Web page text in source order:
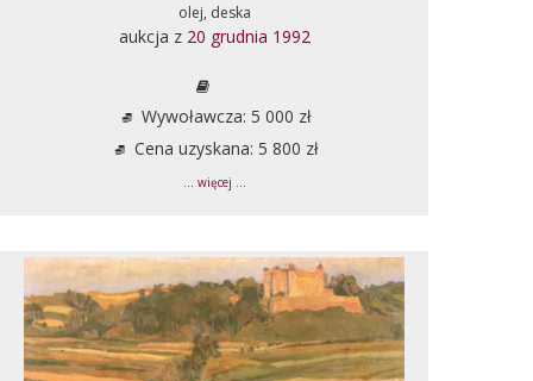
olej, deska
aukcja z 20 grudnia 1992
Wywoławcza: 5 000 zł
Cena uzyskana: 5 800 zł
... więcej ...